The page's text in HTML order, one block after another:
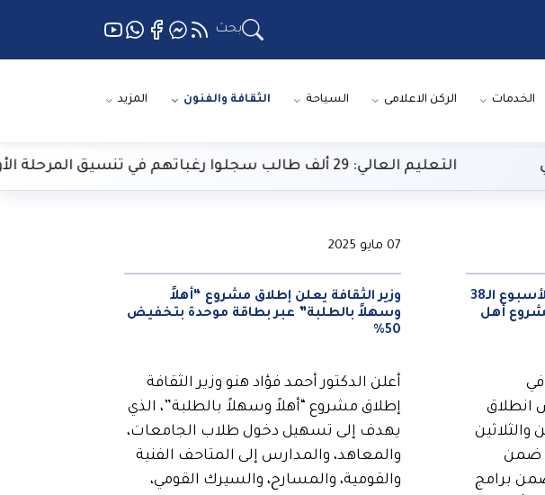
بحث
الخدمات الركن الاعلامى السياحة الثقافة والفنون المزيد
التعليم العالي: 29 ألف طالب سجلوا رغباتهم في تنسيق المرحلة الأولى
قصر روض الفرج يشهد انطلاق الأسبوع الـ38
أهل
انطلاق
والثلاثين
ضمن
برامج
07 مايو 2025
وزير الثقافة يعلن إطلاق مشروع “أهلاً
وسهلاً بالطلبة” عبر بطاقة موحدة بتخفيض
50%
أعلن الدكتور أحمد فؤاد هنو وزير الثقافة
إطلاق مشروع “أهلاً وسهلاً بالطلبة”، الذي
يهدف إلى تسهيل دخول طلاب الجامعات،
والمعاهد، والمدارس إلى المتاحف الفنية
والقومية، والمسارح، والسيرك القومي،